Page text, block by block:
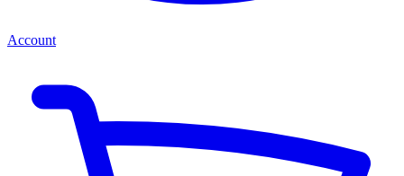
Account